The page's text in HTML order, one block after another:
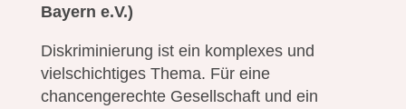
Bayern e.V.)
Diskriminierung ist ein komplexes und
vielschichtiges Thema. Für eine
chancengerechte Gesellschaft und ein